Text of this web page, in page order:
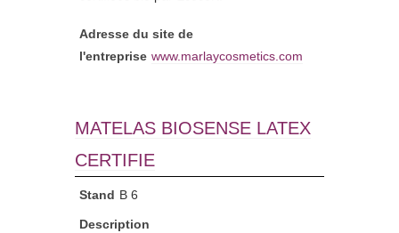
Adresse du site de
l'entreprise www.marlaycosmetics.com
MATELAS BIOSENSE LATEX
CERTIFIE
Stand B 6
Description